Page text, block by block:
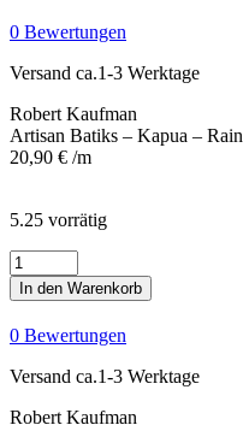
Kapua
-
Rain
Menge
0 Bewertungen
Versand ca.1-3 Werktage
Robert Kaufman
Artisan Batiks – Kapua – Rain
20,90 € /m
5.25 vorrätig
Artisan
Batiks
-
Kapua
-
Seascape
Menge
In den Warenkorb
0 Bewertungen
Versand ca.1-3 Werktage
Robert Kaufman